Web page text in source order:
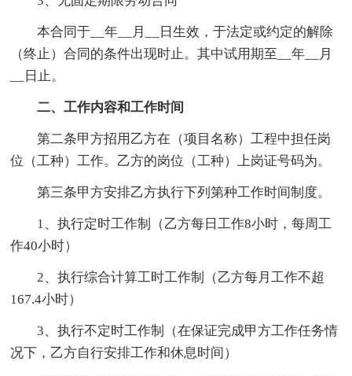
本合同于__年__月__日生效，于法定或约定的解除
（终止）合同的条件出现时止。其中试用期至__年__月
__日止。
二、工作内容和工作时间
第二条甲方招用乙方在（项目名称）工程中担任岗
位（工种）工作。乙方的岗位（工种）上岗证号码为。
第三条甲方安排乙方执行下列第种工作时间制度。
1、执行定时工作制（乙方每日工作8小时，每周工
作40小时）
2、执行综合计算工时工作制（乙方每月工作不超
167.4小时）
3、执行不定时工作制（在保证完成甲方工作任务情
况下，乙方自行安排工作和休息时间）